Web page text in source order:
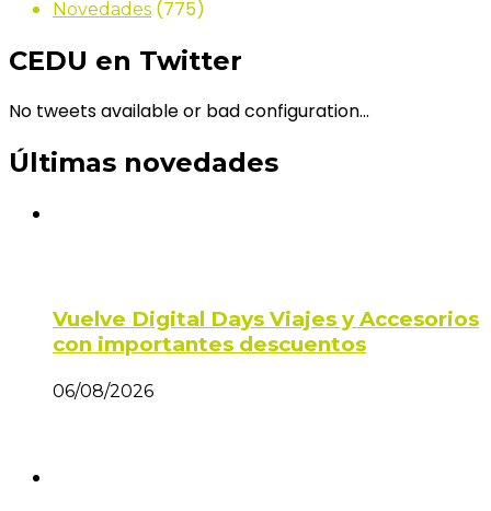
Novedades (775)
CEDU en Twitter
No tweets available or bad configuration...
Últimas novedades
Vuelve Digital Days Viajes y Accesorios
con importantes descuentos
06/08/2026